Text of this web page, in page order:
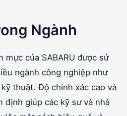
Ngành
mực của SABARU được sử
ngành công nghiệp như
thuật. Độ chính xác cao và
định giúp các kỹ sư và nhà